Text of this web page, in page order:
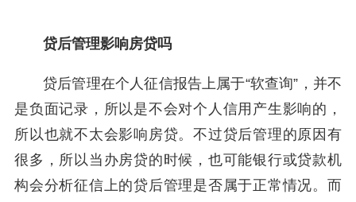
贷后管理影响房贷吗
贷后管理在个人征信报告上属于“软查询”，并不
是负面记录，所以是不会对个人信用产生影响的，
所以也就不太会影响房贷。不过贷后管理的原因有
很多，所以当办房贷的时候，也可能银行或贷款机
构会分析征信上的贷后管理是否属于正常情况。而